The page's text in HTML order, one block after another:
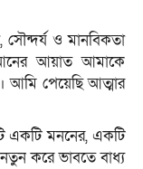
সৌন্দর্য ও মানবিকতা
আয়াত আমাকে
আমি পেয়েছি আত্মার
একটি মননের, একটি
করে ভাবতে বাধ্য